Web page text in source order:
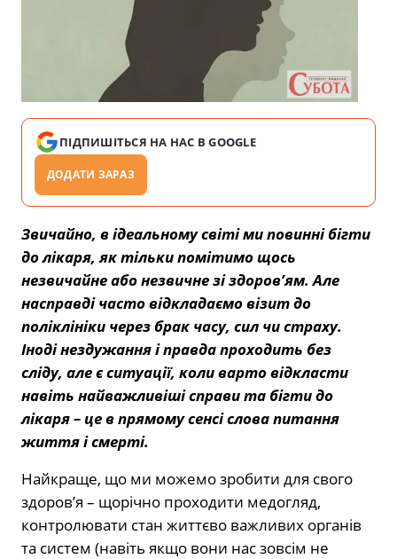
ПІДПИШІТЬСЯ НА НАС В GOOGLE
ДОДАТИ ЗАРАЗ
Звичайно, в ідеальному світі ми повинні бігти
до лікаря, як тільки помітимо щось
незвичайне або незвичне зі здоров’ям. Але
насправді часто відкладаємо візит до
поліклініки через брак часу, сил чи страху.
Іноді нездужання і правда проходить без
сліду, але є ситуації, коли варто відкласти
навіть найважливіші справи та бігти до
лікаря – це в прямому сенсі слова питання
життя і смерті.
Найкраще, що ми можемо зробити для свого
здоров’я – щорічно проходити медогляд,
контролювати стан життєво важливих органів
та систем (навіть якщо вони нас зовсім не